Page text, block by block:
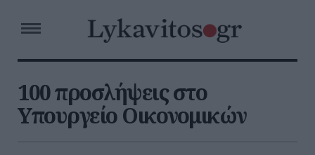
100 προσλήψεις στο
Υπουργείο Οικονομικών